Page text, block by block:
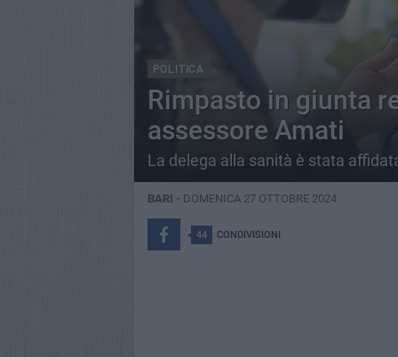
POLITICA
Rimpasto in giunta
assessore Amati
La delega alla sanità è stata
BARI - DOMENICA 27 OTTOBRE 2024
44 CONDIVISIONI